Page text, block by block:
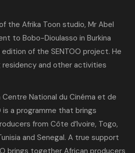
the Afrika Toon studio, Mr Abel
to Bobo-Dioulasso in Burkina
of the SENTOO project. He
residency and other activities
National du Cinéma et de
is a programme that brings
from Côte d’Ivoire, Togo,
and Senegal. A true support
brings together African producers